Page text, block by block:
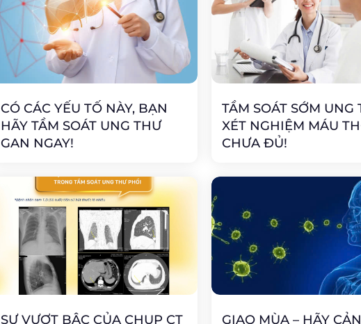
CÓ CÁC YẾU TỐ NÀY, BẠN
HÃY TẦM SOÁT UNG THƯ
GAN NGAY!
TẦM SOÁT SỚM UNG
XÉT NGHIỆM MÁU
CHƯA ĐỦ!
SỰ VƯỢT BẬC CỦA CHỤP CT GIAO MÙA – HÃY